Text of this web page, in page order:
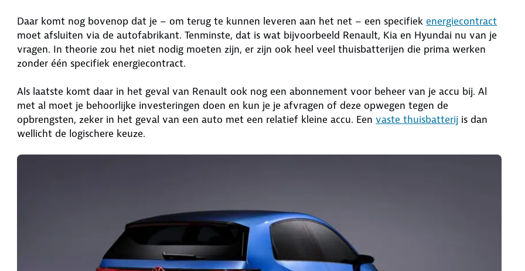
Daar komt nog bovenop dat je – om terug te kunnen leveren aan het net – een specifiek energiecontract
moet afsluiten via de autofabrikant. Tenminste, dat is wat bijvoorbeeld Renault, Kia en Hyundai nu van je
vragen. In theorie zou het niet nodig moeten zijn, er zijn ook heel veel thuisbatterijen die prima werken
zonder één specifiek energiecontract.
Als laatste komt daar in het geval van Renault ook nog een abonnement voor beheer van je accu bij. Al
met al moet je behoorlijke investeringen doen en kun je je afvragen of deze opwegen tegen de
opbrengsten, zeker in het geval van een auto met een relatief kleine accu. Eenvaste thuisbatterij is dan
wellicht de logischere keuze.